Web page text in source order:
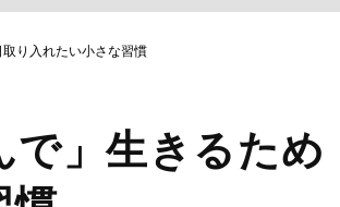
り入れたい小さな習慣
で」生きるため